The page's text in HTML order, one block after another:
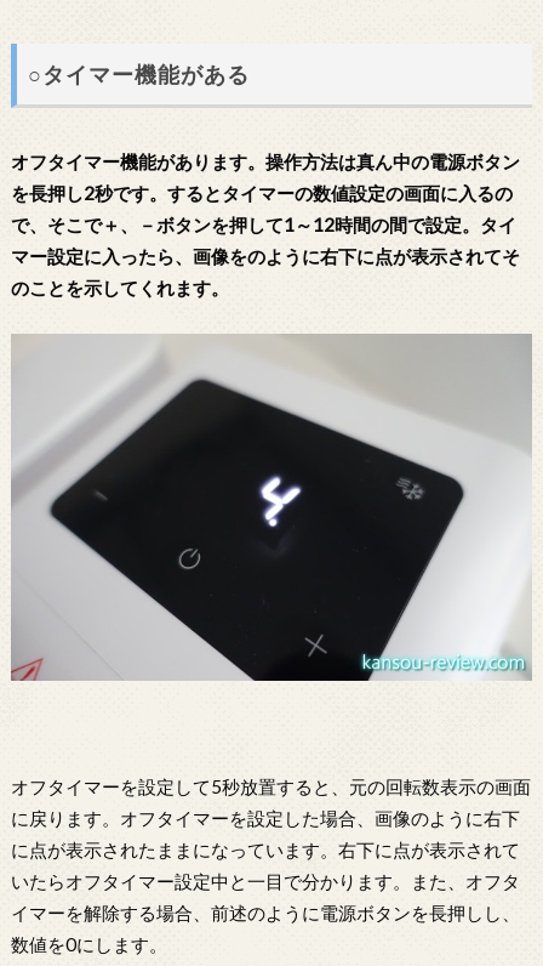
○タイマー機能がある
オフタイマー機能があります。操作方法は真ん中の電源ボタン
を長押し2秒です。するとタイマーの数値設定の画面に入るの
で、そこで＋、－ボタンを押して1～12時間の間で設定。タイ
マー設定に入ったら、画像をのように右下に点が表示されてそ
のことを示してくれます。
オフタイマーを設定して5秒放置すると、元の回転数表示の画面
に戻ります。オフタイマーを設定した場合、画像のように右下
に点が表示されたままになっています。右下に点が表示されて
いたらオフタイマー設定中と一目で分かります。また、オフタ
イマーを解除する場合、前述のように電源ボタンを長押しし、
数値を0にします。